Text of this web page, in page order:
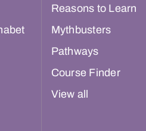
Reasons to Learn
Mythbusters
Pathways
Course Finder
View all